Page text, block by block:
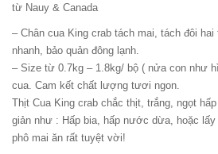
từ Nauy & Canada
– Chân cua King crab tách mai, tách đôi
nhanh, bảo quản đông lạnh.
– Size từ 0.7kg – 1.8kg/ bộ ( nửa con như
cua. Cam kết chất lượng tươi ngon.
Thịt Cua King crab chắc thịt, trắng, ngọt
giản như : Hấp bia, hấp nước dừa, hoặc
phô mai ăn rất tuyệt vời!